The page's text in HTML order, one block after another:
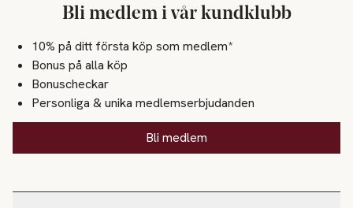
Bli medlem i vår kundklubb
10% på ditt första köp som medlem*
Bonus på alla köp
Bonuscheckar
Personliga & unika medlemserbjudanden
Bli medlem